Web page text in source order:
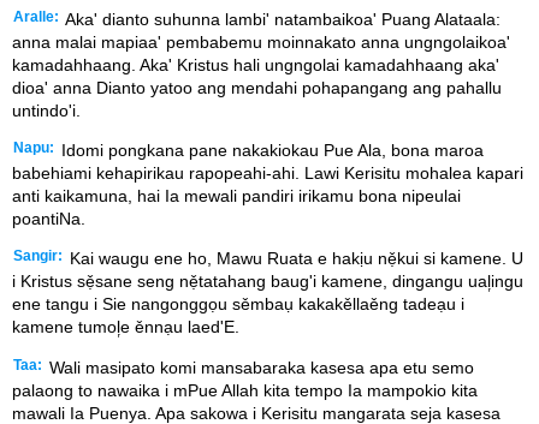
Aralle: Aka' dianto suhunna lambi' natambaikoa' Puang Alataala:
anna malai mapiaa' pembabemu moinnakato anna ungngolaikoa'
kamadahhaang. Aka' Kristus hali ungngolai kamadahhaang aka'
dioa' anna Dianto yatoo ang mendahi pohapangang ang pahallu
untindo'i.
Napu:
Idomi pongkana pane nakakiokau Pue Ala, bona maroa
babehiami kehapirikau rapopeahi-ahi. Lawi Kerisitu mohalea kapari
anti kaikamuna, hai Ia mewali pandiri irikamu bona nipeulai
poantiNa.
Sangir:
Kai waugu ene ho, Mawu Ruata e hakịu nẹ̌kui si kamene. U
i Kristus sẹ̌sane seng nẹ̌tatahang baug'i kamene, dingangu ual᷊ingu
ene tangu i Sie nangonggọu sěmbaụ kakakěllaěng tadeạu i
kamene tumol᷊e ěnnạu laed'E.
Taa: Wali masipato komi mansabaraka kasesa apa etu semo
palaong to nawaika i mPue Allah kita tempo Ia mampokio kita
mawali Ia Puenya. Apa sakowa i Kerisitu mangarata seja kasesa